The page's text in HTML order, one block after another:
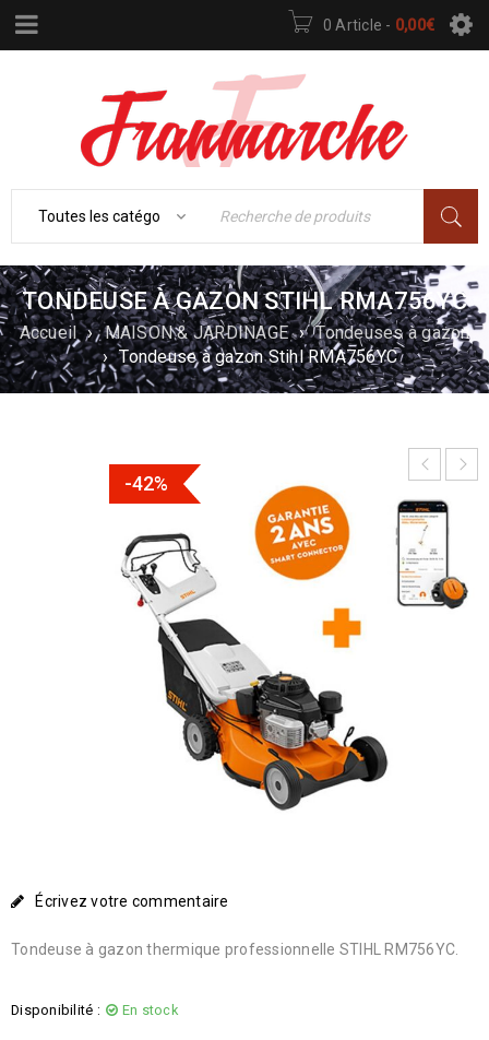
0 Article - 0,00€
TONDEUSE À GAZON STIHL RMA756YC
Accueil › MAISON & JARDINAGE › Tondeuses à gazon
› Tondeuse à gazon Stihl RMA756YC
-42%
Écrivez votre commentaire
Tondeuse à gazon thermique professionnelle STIHL RM756YC.
Disponibilité : En stock